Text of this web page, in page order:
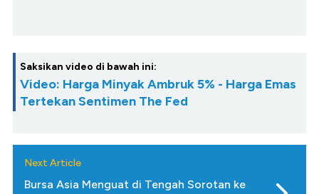
Saksikan video di bawah ini:
Video: Harga Minyak Ambruk 5% - Harga Emas
Tertekan Sentimen The Fed
Next Article
Bursa Asia Menguat di Tengah Sorotan ke